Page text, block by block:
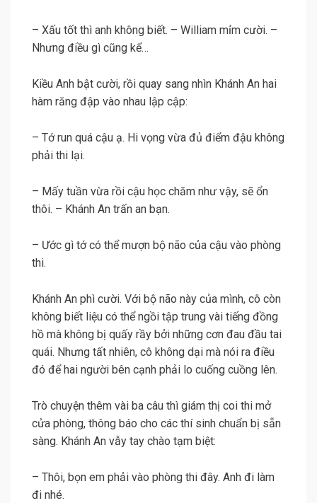
– Xấu tốt thì anh không biết. – William mỉm cười. –
Nhưng điều gì cũng kể…
Kiều Anh bật cười, rồi quay sang nhìn Khánh An hai
hàm răng đập vào nhau lập cập:
– Tớ run quá cậu ạ. Hi vọng vừa đủ điểm đậu không
phải thi lại.
– Mấy tuần vừa rồi cậu học chăm như vậy, sẽ ổn
thôi. – Khánh An trấn an bạn.
– Ước gì tớ có thể mượn bộ não của cậu vào phòng
thi.
Khánh An phì cười. Với bộ não này của mình, cô còn
không biết liệu có thể ngồi tập trung vài tiếng đồng
hồ mà không bị quấy rầy bởi những cơn đau đầu tai
quái. Nhưng tất nhiên, cô không dại mà nói ra điều
đó để hai người bên cạnh phải lo cuống cuồng lên.
Trò chuyện thêm vài ba câu thì giám thị coi thi mở
cửa phòng, thông báo cho các thí sinh chuẩn bị sẵn
sàng. Khánh An vẫy tay chào tạm biệt:
– Thôi, bọn em phải vào phòng thi đây. Anh đi làm
đi nhé.